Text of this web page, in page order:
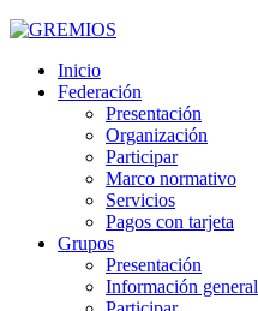
Inicio
Federación
Presentación
Organización
Participar
Marco normativo
Servicios
Pagos con tarjeta
Grupos
Presentación
Información general